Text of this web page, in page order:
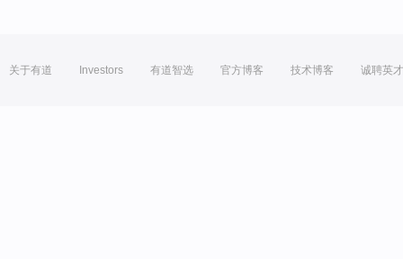
关于有道 Investors 有道智选 官方博客 技术博客 诚聘英才